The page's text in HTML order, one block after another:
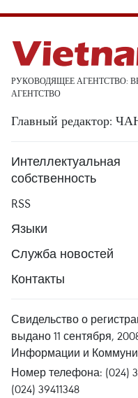
РУКОВОДЯЩЕЕ АГЕНТСТВО:
АГЕНТСТВО
Главный редактор:
Интеллектуальная
собственность
RSS
Языки
Служба новостей
Контакты
Свидельство о
выдано 11 сентября,
Информации и
Номер телефона: (024)
(024) 39411348